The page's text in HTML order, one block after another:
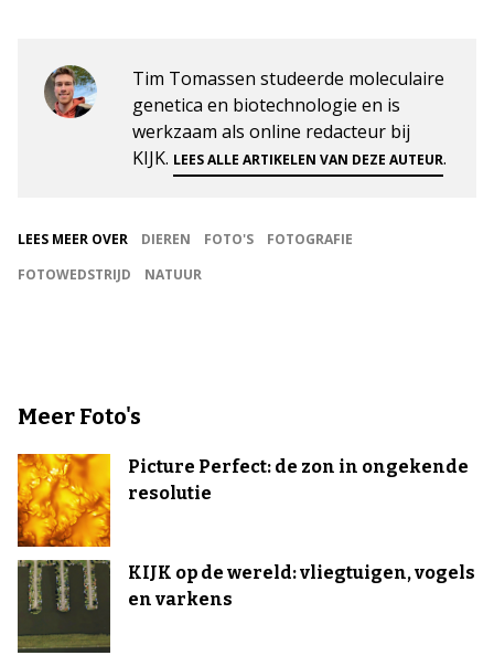
Tim Tomassen studeerde moleculaire
genetica en biotechnologie en is
werkzaam als online redacteur bij
KIJK. LEES ALLE ARTIKELEN VAN DEZE AUTEUR.
LEES MEER OVER DIEREN FOTO'S
FOTOGRAFIE
FOTOWEDSTRIJD
NATUUR
Meer Foto's
Picture Perfect: de zon in ongekende
resolutie
KIJK op de wereld: vliegtuigen, vogels
en varkens